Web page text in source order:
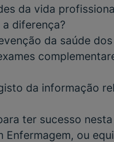
da vida
diferença?
da saúde
da informação
ter sucesso
Enfermagem, ou